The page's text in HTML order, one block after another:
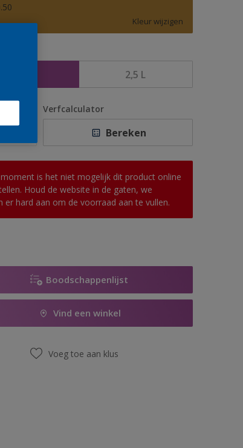
Kleur wijzigen
2,5 L
Verfcalculator
Bereken
is het niet mogelijk dit product online
Houd de website in de gaten, we
er hard aan om de voorraad aan te vullen.
Boodschappenlijst
Vind een winkel
Voeg toe aan klus